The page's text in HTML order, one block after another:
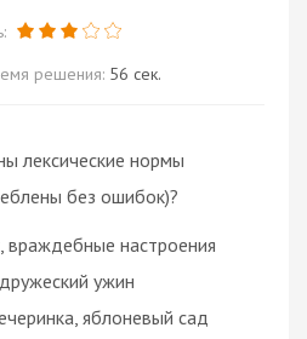
решения: 56 сек.
лексические нормы
без ошибок)?
враждебные настроения
ужин
яблоневый сад